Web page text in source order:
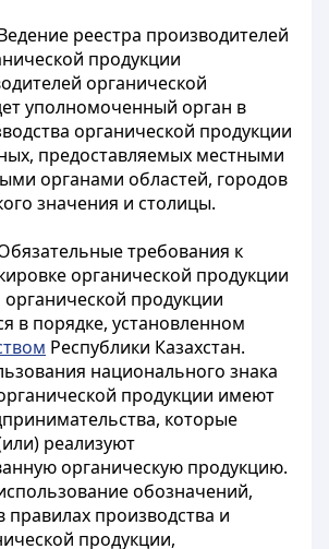
реестра производителей
продукции
органической
уполномоченный орган в
органической продукции
предоставляемых местными
органами областей, городов
значения и столицы.
требования к
органической продукции
продукции
в порядке, установленном
Республики Казахстан.
национального знака
продукции имеют
которые
реализуют
органическую продукцию.
обозначений,
правилах производства и
продукции,